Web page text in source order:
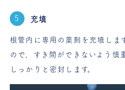
充填
根管内に専用の薬剤を充填しま
ので、すき間ができないよう慎
しっかりと密封します。